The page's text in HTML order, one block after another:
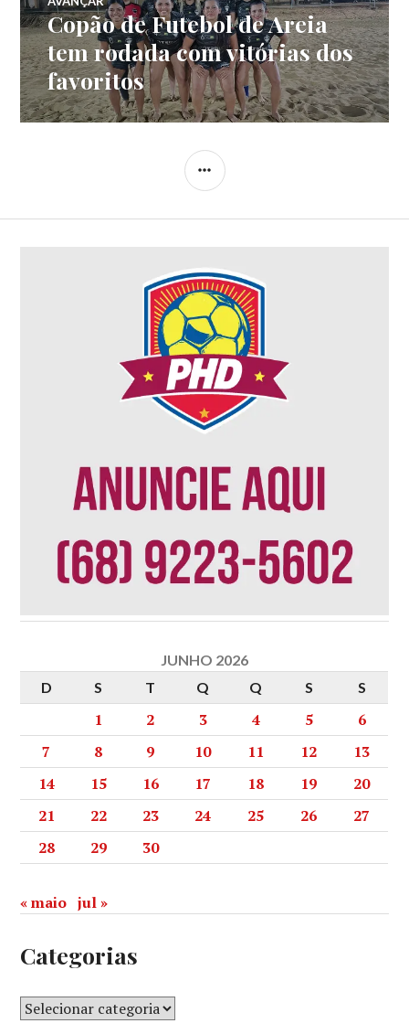
Copão de Futebol de Areia
tem rodada com vitórias dos
favoritos
JUNHO 2026
D
S T Q Q S S
1 2 3 4 5
6
7
8 9 10 11 12
13
14
15 16 17 18 19
20
21
22 23 24 25 26
27
28
29 30
« maio jul »
Categorias